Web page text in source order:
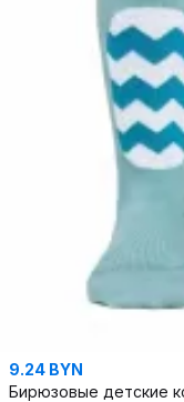
9.24 BYN
Бирюзовые детские